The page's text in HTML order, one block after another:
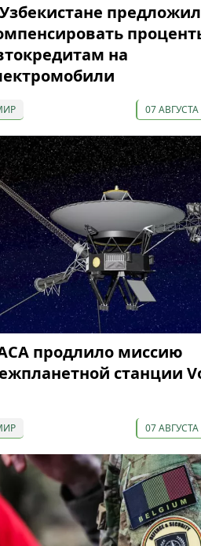
на
07 АВГУСТА
продлило миссию
станции
07 АВГУСТА